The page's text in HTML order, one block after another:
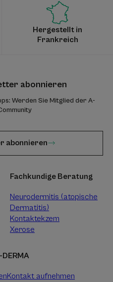
Hergestellt in
Frankreich
abonnieren
Werden Sie Mitglied der A-
abonnieren
Fachkundige Beratung
Neurodermitis (atopische
Dermatitis)
Kontaktekzem
Xerose
Kontakt aufnehmen